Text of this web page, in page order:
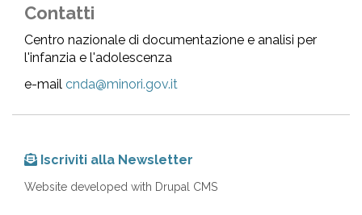
Contatti
Centro nazionale di documentazione e analisi per
l'infanzia e l'adolescenza
e-mail cnda@minori.gov.it
Iscriviti alla Newsletter
Website developed with Drupal CMS